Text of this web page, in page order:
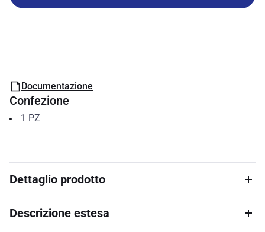
Documentazione
Confezione
1 PZ
Dettaglio prodotto
Descrizione estesa